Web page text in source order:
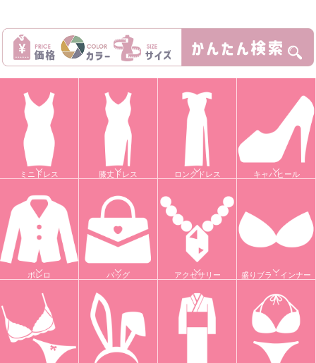
ミニドレス 膝丈ドレス ロングドレス キャバヒール
ボレロ バッグ アクセサリー 盛りブラ・インナー